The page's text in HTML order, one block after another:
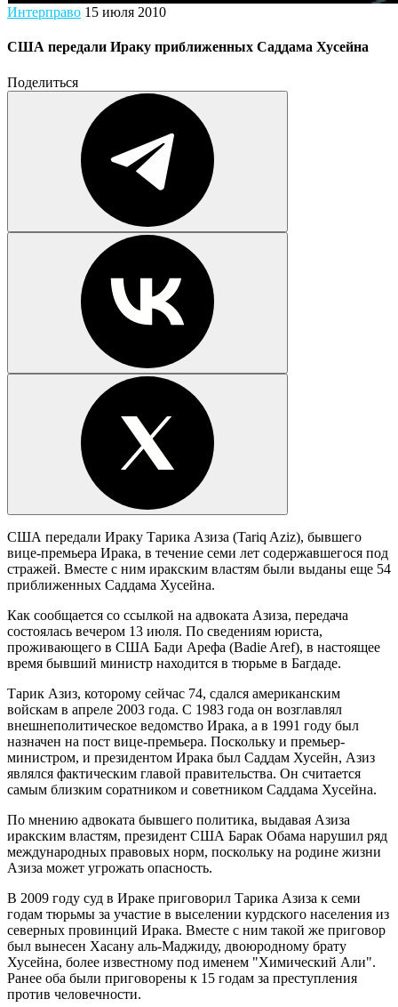
Интерправо 15 июля 2010
США передали Ираку приближенных Саддама Хусейна
Поделиться
США передали Ираку Тарика Азиза (Tariq Aziz), бывшего
вице-премьера Ирака, в течение семи лет содержавшегося под
стражей. Вместе с ним иракским властям были выданы еще 54
приближенных Саддама Хусейна.
Как сообщается со ссылкой на адвоката Азиза, передача
состоялась вечером 13 июля. По сведениям юриста,
проживающего в США Бади Арефа (Badie Aref), в настоящее
время бывший министр находится в тюрьме в Багдаде.
Тарик Азиз, которому сейчас 74, сдался американским
войскам в апреле 2003 года. С 1983 года он возглавлял
внешнеполитическое ведомство Ирака, а в 1991 году был
назначен на пост вице-премьера. Поскольку и премьер-
министром, и президентом Ирака был Саддам Хусейн, Азиз
являлся фактическим главой правительства. Он считается
самым близким соратником и советником Саддама Хусейна.
По мнению адвоката бывшего политика, выдавая Азиза
иракским властям, президент США Барак Обама нарушил ряд
международных правовых норм, поскольку на родине жизни
Азиза может угрожать опасность.
В 2009 году суд в Ираке приговорил Тарика Азиза к семи
годам тюрьмы за участие в выселении курдского населения из
северных провинций Ирака. Вместе с ним такой же приговор
был вынесен Хасану аль-Маджиду, двоюродному брату
Хусейна, более известному под именем "Химический Али".
Ранее оба были приговорены к 15 годам за преступления
против человечности.